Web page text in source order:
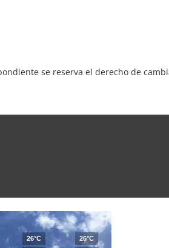
se reserva el derecho de
26°C
26°C